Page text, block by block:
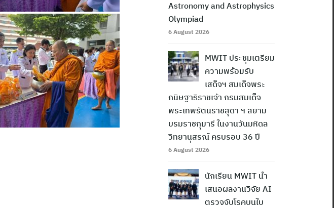
Astronomy and Astrophysics
Olympiad
6 August 2026
MWIT ประชุมเตรียม
ความพร้อมรับ
เสด็จฯ สมเด็จพระ
กนิษฐาธิราชเจ้า กรมสมเด็จ
พระเทพรัตนราชสุดา ฯ สยาม
บรมราชกุมารี ในงานวันมหิดล
วิทยานุสรณ์ ครบรอบ 36 ปี
6 August 2026
นักเรียน MWIT นำ
เสนอผลงานวิจัย AI
ตรวจจับโรคบนใบ